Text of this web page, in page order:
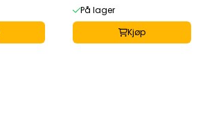
På lager
Kjøp